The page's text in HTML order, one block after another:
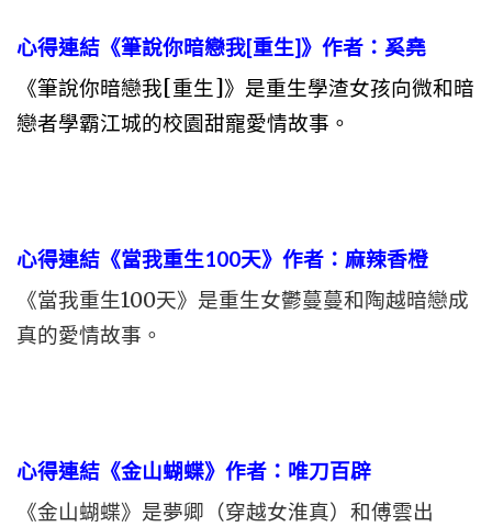
心得連結《筆說你暗戀我[重生]》作者：奚堯
《筆說你暗戀我[重生]》是重生學渣女孩向微和暗
戀者學霸江城的校園甜寵愛情故事。
心得連結《當我重生100天》作者：麻辣香橙
《當我重生100天》是重生女鬱蔓蔓和陶越暗戀成
真的愛情故事。
心得連結《金山蝴蝶》作者：唯刀百辟
《金山蝴蝶》是夢卿（穿越女淮真）和傅雲出